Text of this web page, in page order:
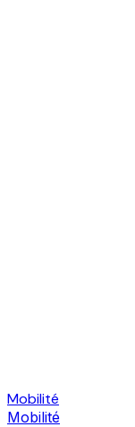
Mobilité
Mobilité